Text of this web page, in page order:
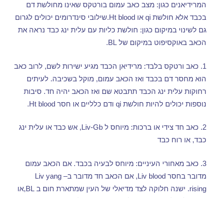
המרידיאנים כגון: מצב כאב עמום בורטקס שאינו מחולשת דם
בכבד אלא חולשתqi אוHt blood. שילובי סינדרומים יכולים לגרום
גם לשינוי במיקום כגון: חולשת כליות עם עלית ינג כבד נראה את
הכאב באוקסיפוט במיקום של BL.
1. כאב ורטקס בלבד: מרידיאן הכבד מגיע ישירות לשם,לרוב כאב
הוא מחסר דם בכבד ואז הכאב עמום, מוקל בשכיבה.לעיתים
רחוקות עלית ינג הכבד תתבטא שם ואז הכאב יהיה חד. סיבות
נוספות יכולים להיות חולשתqi ודם כלליים או חסרHt blood.
2. כאב חד צידי או ברכות: מיוחס לLiv-Gb, אש כבד או עלית ינג
כבד,או רוח כבד
3. כאב מאחורי העיניים: מיוחס לבעיה בכבד.אם הכאב עמום
מדובר בחסרLiv blood, אם הכאב חד מדובר ב
– Liv yang
rising. ישנה חלוקה לצד מדיאלי של העין שמתארת חום ב BL, או